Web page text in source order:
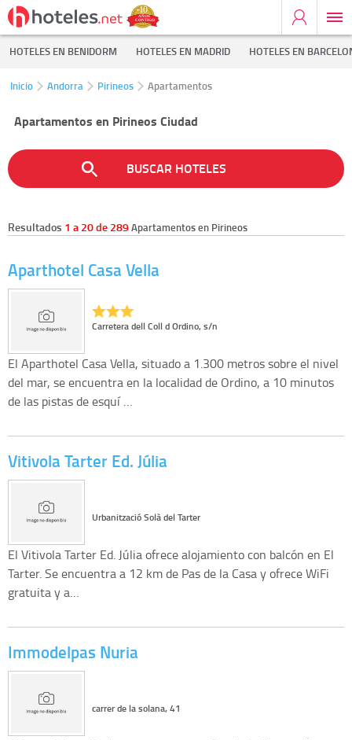
HOTELES EN BENIDORM HOTELES EN MADRID HOTELES EN
Inicio Andorra Pirineos Apartamentos
Apartamentos en Pirineos Ciudad
BUSCAR HOTELES
Resultados 1 a 20 de 289Apartamentos en Pirineos
Aparthotel Casa Vella
Carretera dell Coll d Ordino, s/n
El Aparthotel Casa Vella, situado a 1.300 metros sobre el nivel
del mar, se encuentra en la localidad de Ordino, a 10 minutos
de las pistas de esquí …
Vitivola Tarter Ed. Júlia
Urbanització Solà del Tarter
El Vitivola Tarter Ed. Júlia ofrece alojamiento con balcón en El
Tarter. Se encuentra a 12 km de Pas de la Casa y ofrece WiFi
gratuita y a…
Immodelpas Nuria
carrer de la solana, 41